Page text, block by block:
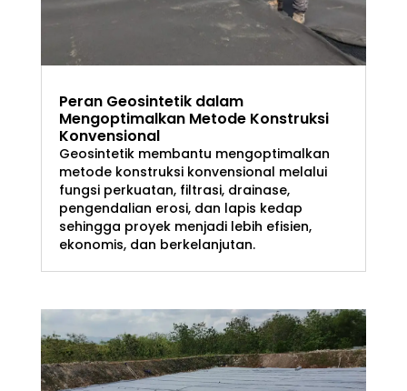
Peran Geosintetik dalam
Mengoptimalkan Metode Konstruksi
Konvensional
Geosintetik membantu mengoptimalkan
metode konstruksi konvensional melalui
fungsi perkuatan, filtrasi, drainase,
pengendalian erosi, dan lapis kedap
sehingga proyek menjadi lebih efisien,
ekonomis, dan berkelanjutan.